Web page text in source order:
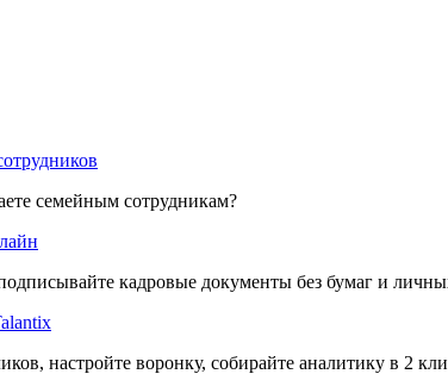
семейным сотрудникам?
кадровые документы без бумаг и
настройте воронку, собирайте аналитику в 2